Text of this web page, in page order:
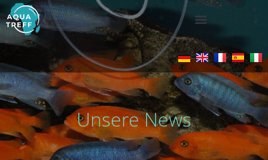
Unsere News